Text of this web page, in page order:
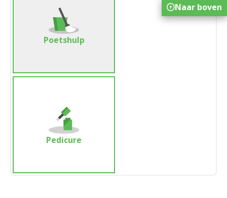
Poetshulp
Pedicure
Naar boven